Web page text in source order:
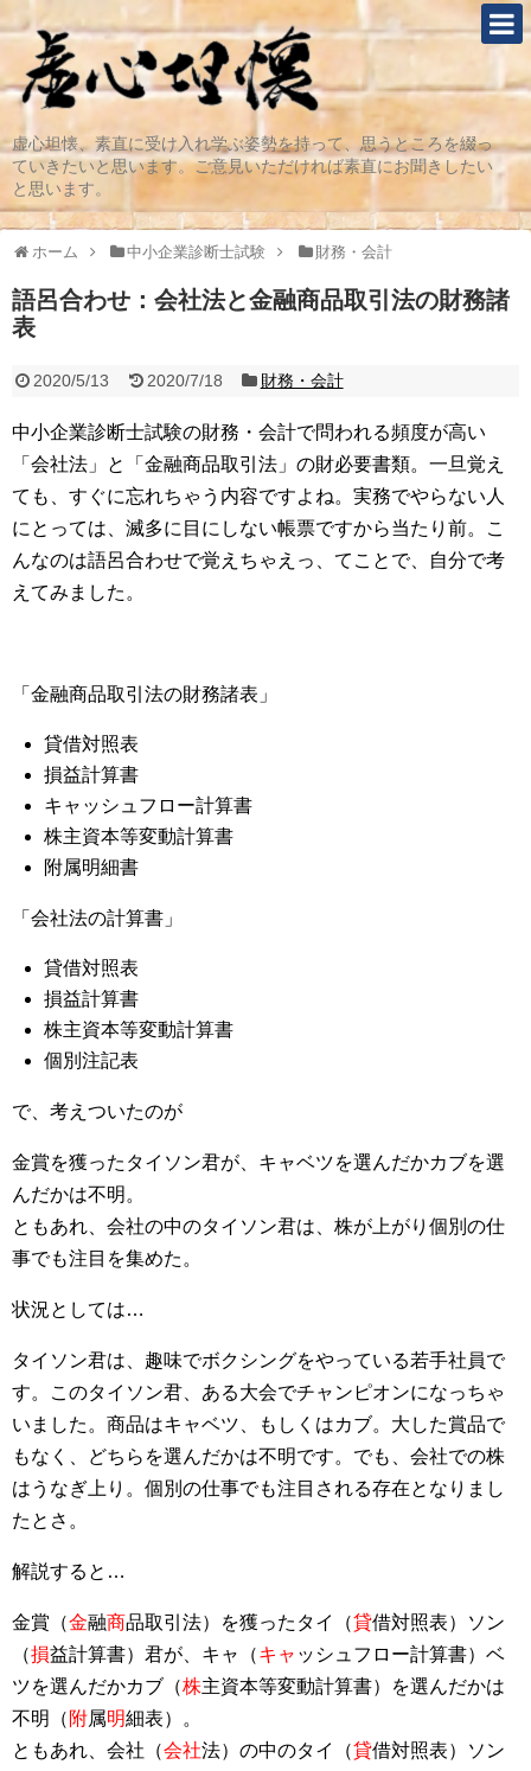
虚心坦懐、素直に受け入れ学ぶ姿勢を持って、思うところを綴っ
ていきたいと思います。ご意見いただければ素直にお聞きしたい
と思います。
ホーム 中小企業診断士試験 財務・会計
語呂合わせ：会社法と金融商品取引法の財務諸
表
2020/5/13 2020/7/18 財務・会計
中小企業診断士試験の財務・会計で問われる頻度が高い
「会社法」と「金融商品取引法」の財必要書類。一旦覚え
ても、すぐに忘れちゃう内容ですよね。実務でやらない人
にとっては、滅多に目にしない帳票ですから当たり前。こ
んなのは語呂合わせで覚えちゃえっ、てことで、自分で考
えてみました。
「金融商品取引法の財務諸表」
貸借対照表
損益計算書
キャッシュフロー計算書
株主資本等変動計算書
附属明細書
「会社法の計算書」
貸借対照表
損益計算書
株主資本等変動計算書
個別注記表
で、考えついたのが
金賞を獲ったタイソン君が、キャベツを選んだかカブを選
んだかは不明。
ともあれ、会社の中のタイソン君は、株が上がり個別の仕
事でも注目を集めた。
状況としては…
タイソン君は、趣味でボクシングをやっている若手社員で
す。このタイソン君、ある大会でチャンピオンになっちゃ
いました。商品はキャベツ、もしくはカブ。大した賞品で
もなく、どちらを選んだかは不明です。でも、会社での株
はうなぎ上り。個別の仕事でも注目される存在となりまし
たとさ。
解説すると…
金賞（金融商品取引法）を獲ったタイ（貸借対照表）ソン
（損益計算書）君が、キャ（キャ ッシュフロー計算書）ベ
ツを選んだかカブ（株主資本等変動計算書）を選んだかは
不明（ 附属明細表）。
ともあれ、会社（会社法）の中のタイ（貸借対照表）ソン